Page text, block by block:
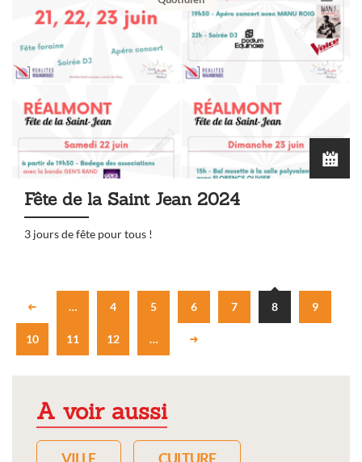
Fête de la Saint Jean 2024
3 jours de fête pour tous !
… 4 5 6 7 8 9
10 11 12 …
A voir aussi
VILLE CULTURE